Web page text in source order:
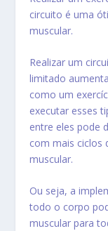
circuito é uma
muscular.
Realizar um
limitado
como um
executar esses
entre eles pode
com mais ciclos
muscular.
Ou seja, a
todo o corpo
muscular para